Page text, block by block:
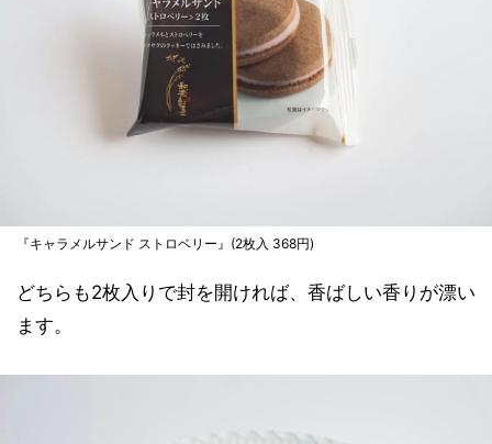
『キャラメルサンド ストロベリー』(2枚入 368円)
どちらも2枚入りで封を開ければ、香ばしい香りが漂い
ます。